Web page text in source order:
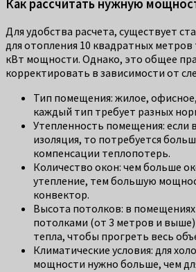
Как рассчитать нужную
Для удобства расчета, существует
для отопления 10 квадратных метров
кВт мощности. Однако, это общее
корректировать в зависимости от
Тип помещения: жилое,
каждый тип требует разных
Утепленность помещения: если
изоляция, то потребуется
компенсации теплопотерь.
Количество окон: чем больше
утепление, тем большую
конвектор.
Высота потолков: в
потолками (от 3 метров и
тепла, чтобы прогреть весь
Климатические условия: для
мощности нужно больше, чем